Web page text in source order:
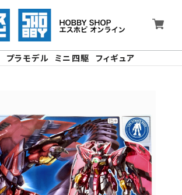
プラモデル ミニ四駆 フィギュア